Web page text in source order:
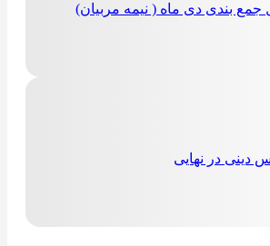
بندی دی ماه ( نیمه مربیان)
دینی در نهایی